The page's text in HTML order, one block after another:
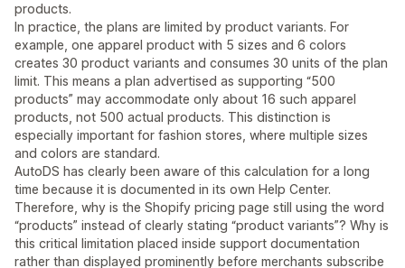
products.
In practice, the plans are limited by product variants. For
example, one apparel product with 5 sizes and 6 colors
creates 30 product variants and consumes 30 units of the plan
limit. This means a plan advertised as supporting “500
products” may accommodate only about 16 such apparel
products, not 500 actual products. This distinction is
especially important for fashion stores, where multiple sizes
and colors are standard.
AutoDS has clearly been aware of this calculation for a long
time because it is documented in its own Help Center.
Therefore, why is the Shopify pricing page still using the word
“products” instead of clearly stating “product variants”? Why is
this critical limitation placed inside support documentation
rather than displayed prominently before merchants subscribe